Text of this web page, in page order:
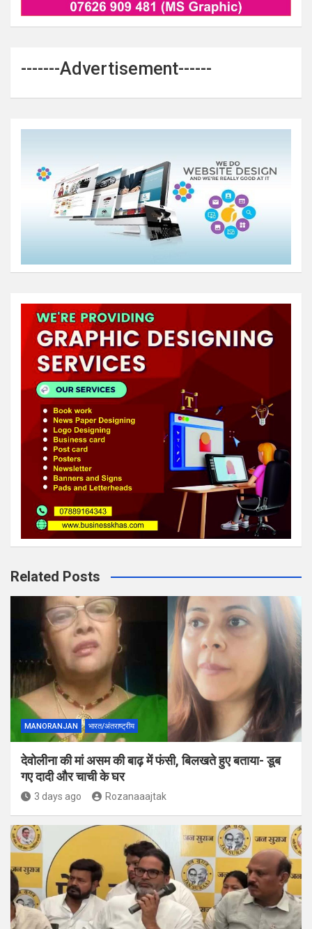
-------Advertisement------
Related Posts
MANORANJAN भारत/अंतराष्ट्रीय
देवोलीना की मां असम की बाढ़ में फंसी, बिलखते हुए बताया- डूब
गए दादी और चाची के घर
3 days ago Rozanaaajtak